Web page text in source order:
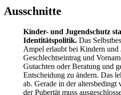
Ausschnitte
Kinder- und Jugendschutz
Identitätspolitik. Das
Ampel erlaubt bei Kindern und
Geschlechtseintrag und
Gutachten oder Beratung und
Entscheidung zu ändern. Das
ab. Gerade in der altersbedingt
der Pubertät muss